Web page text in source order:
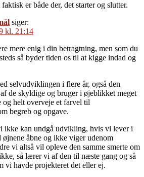
er både der, det starter og slutter.
siger:
kl. 21:14
mere enig i din betragtning, men som du
så byder tiden os til at kigge indad og
selvudviklingen i flere år, også den
de skyldige og bruger i øjeblikket meget
og helt overveje et farvel til
begreb og opgave.
ikke kan undgå udvikling, hvis vi lever i
åbne og ikke viger udenom
vi altså vil opleve den samme smerte om
så lærer vi af den til næste gang og så
vi havde projekteret det eller ej.